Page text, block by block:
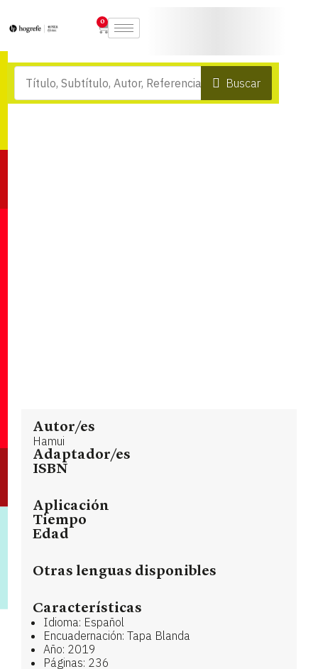
0
Buscar
Autor/es
Hamui
Adaptador/es
ISBN
Aplicación
Tiempo
Edad
Otras lenguas disponibles
Características
Idioma: Español
Encuadernación: Tapa Blanda
Año: 2019
Páginas: 236